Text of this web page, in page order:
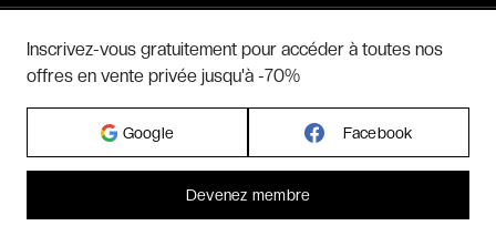
Hôtels par pays
Hôtels par régions
Hôtels par villes
Inscrivez-vous gratuitement pour accéder à toutes nos
offres en vente privée jusqu'à -70%
Google Facebook
Devenez membre